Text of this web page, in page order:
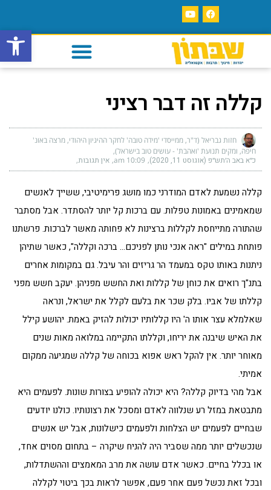
פתח
קללה זה דבר רציני
חזות גבריאל (ד"ר, ממייסדי 'מידה טובה' לחקר ההיגיון היהודי, מרצה באונ'
חיפה, ומקים תנועת 'ואהבת' - עושים טוב בישראל)
כ״א באב ה׳תש״פ (אוגוסט 11, 2020) 10:09 am אין תגובות
קללה נשמעת לאדם המודרני כמו מושג פרימיטיבי, ששייך לאנשים
שמאמינים באמונות טפלות. עם ברכות קל יותר להסתדר. אבל מסתבר
שהתורה מתייחסת לקללות ברצינות לא פחותה מאשר לברכות. פרשתנו
פותחת במילים "ראה אנכי נותן לפניכם… ברכה וקללה", כאשר שתיהן
ניתנות באותו טקס במעמד הר גריזים והר עיבל. גם במקומות אחרים
בתנ"ך רואים את כוחן של קללות ואת החשש מפניהן. יעקב חשש מפני
קללתו של אביו. בלק שכר את בלעם לקלל את ישראל, ונראה
שאלמלא עצר אותו ה' היו קללותיו יכולות להזיק באמת. יהושע קילל
את האיש שיבנה את יריחו, וקללתו התקיימה במלואה מאות שנים
מאוחר יותר. אין להקל ראש אפוא בכוחה של קללה שמגיעה ממקום
אמיתי.
אבל מהי בדיוק קללה? היא יכולה להופיע בצורות שונות. לפעמים היא
מתבטאת במזל רע שנלווה לאדם ומסכל את רצונותיו. כולנו יודעים
שבחיים לפעמים יש הצלחות ולפעמים כישלונות, אבל יש אנשים
שנכשלים יותר ממה שסביר היה להניח שיקרה – בתחום מסוים אחד,
או בכלל בחיים. כאשר אדם עושה את מרב המאמצים וההשתדלות,
ובכל זאת נכשל פעם אחר פעם, אפשר לראות בכך ביטוי לקללה